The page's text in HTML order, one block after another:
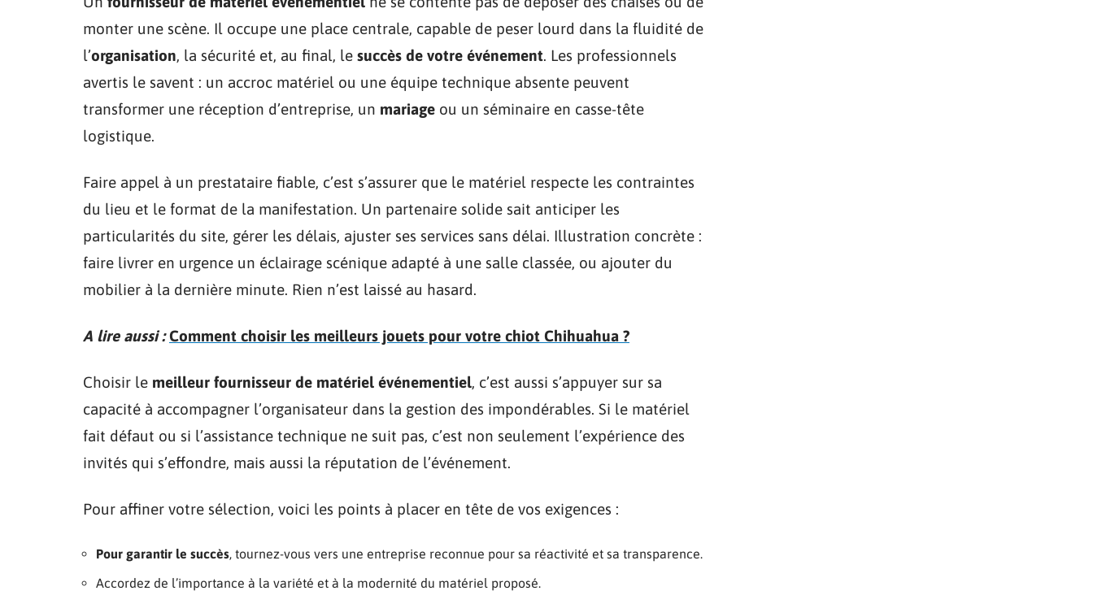
monter une scène. Il occupe une place centrale, capable de peser lourd dans la fluidité de
l’organisation, la sécurité et, au final, le succès de votre événement. Les professionnels
avertis le savent : un accroc matériel ou une équipe technique absente peuvent
transformer une réception d’entreprise, un mariage ou un séminaire en casse-tête
logistique.
Faire appel à un prestataire fiable, c’est s’assurer que le matériel respecte les contraintes
du lieu et le format de la manifestation. Un partenaire solide sait anticiper les
particularités du site, gérer les délais, ajuster ses services sans délai. Illustration concrète :
faire livrer en urgence un éclairage scénique adapté à une salle classée, ou ajouter du
mobilier à la dernière minute. Rien n’est laissé au hasard.
A lire aussi : Comment choisir les meilleurs jouets pour votre chiot Chihuahua ?
Choisir le meilleur fournisseur de matériel événementiel, c’est aussi s’appuyer sur sa
capacité à accompagner l’organisateur dans la gestion des impondérables. Si le matériel
fait défaut ou si l’assistance technique ne suit pas, c’est non seulement l’expérience des
invités qui s’effondre, mais aussi la réputation de l’événement.
Pour affiner votre sélection, voici les points à placer en tête de vos exigences :
Pour garantir le succès , tournez-vous vers une entreprise reconnue pour sa réactivité et sa transparence.
Accordez de l’importance à la variété et à la modernité du matériel proposé.